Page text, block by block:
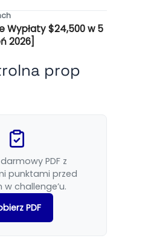
Wypłaty $24,500 w 5
2026]
prop
PDF z
punktami przed
challenge’u.
PDF